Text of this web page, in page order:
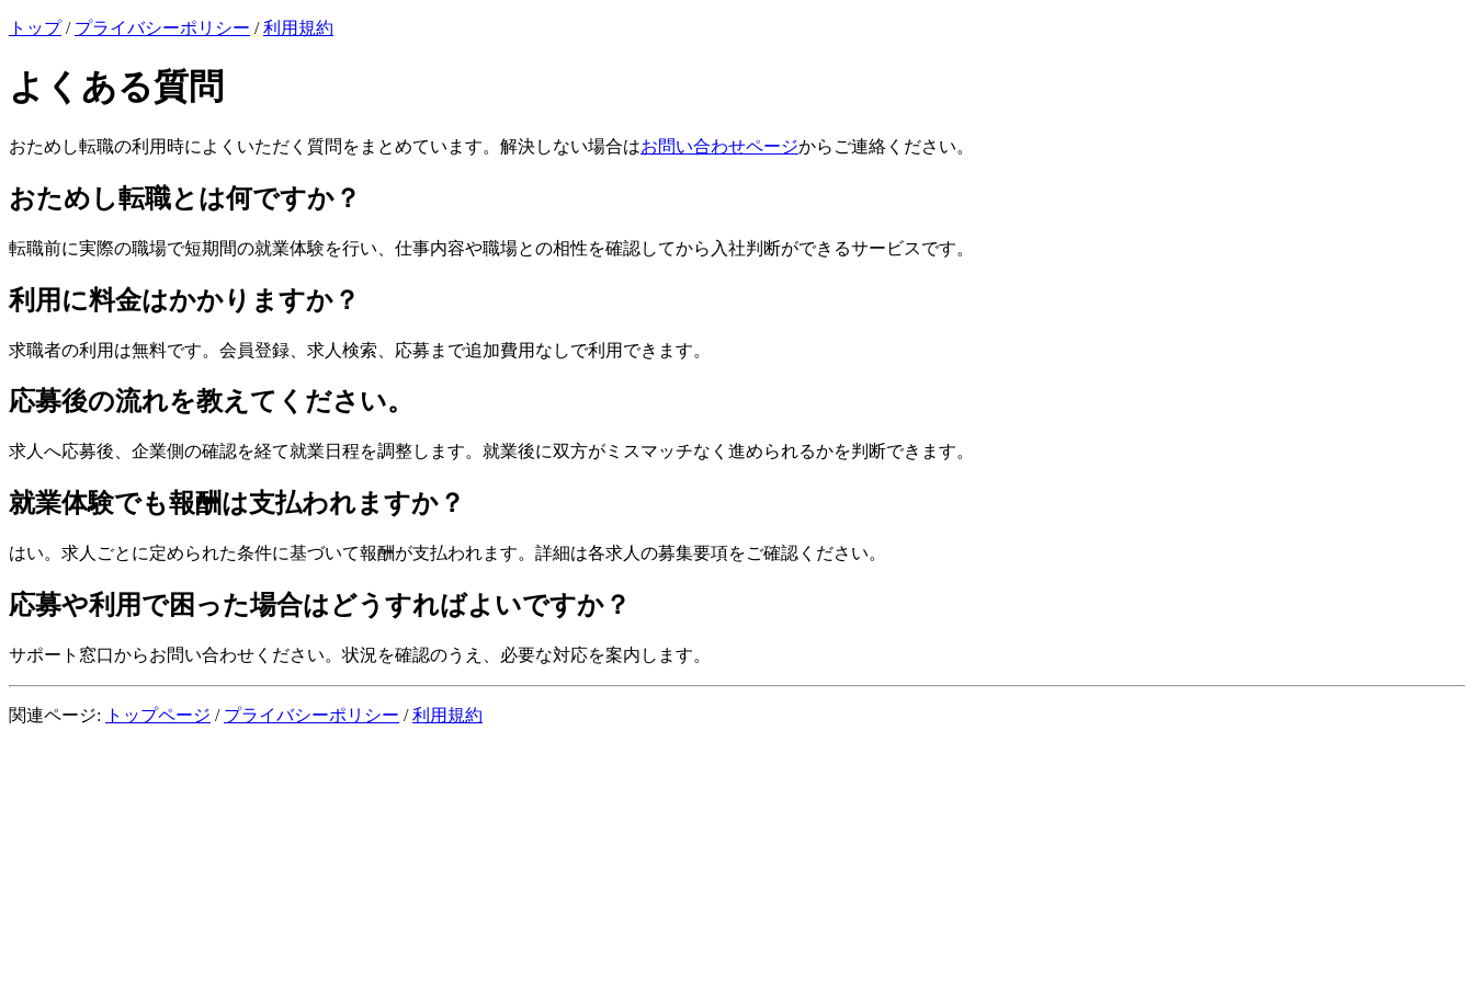
トップ/ プライバシーポリシー /利用規約
よくある質問
おためし転職の利用時によくいただく質問をまとめています。解決しない場合はお問い合わせページからご連絡ください。
おためし転職とは何ですか？
転職前に実際の職場で短期間の就業体験を行い、仕事内容や職場との相性を確認してから入社判断ができるサービスです。
利用に料金はかかりますか？
求職者の利用は無料です。会員登録、求人検索、応募まで追加費用なしで利用できます。
応募後の流れを教えてください。
求人へ応募後、企業側の確認を経て就業日程を調整します。就業後に双方がミスマッチなく進められるかを判断できます。
就業体験でも報酬は支払われますか？
はい。求人ごとに定められた条件に基づいて報酬が支払われます。詳細は各求人の募集要項をご確認ください。
応募や利用で困った場合はどうすればよいですか？
サポート窓口からお問い合わせください。状況を確認のうえ、必要な対応を案内します。
関連ページ: トップページ / プライバシーポリシー /利用規約